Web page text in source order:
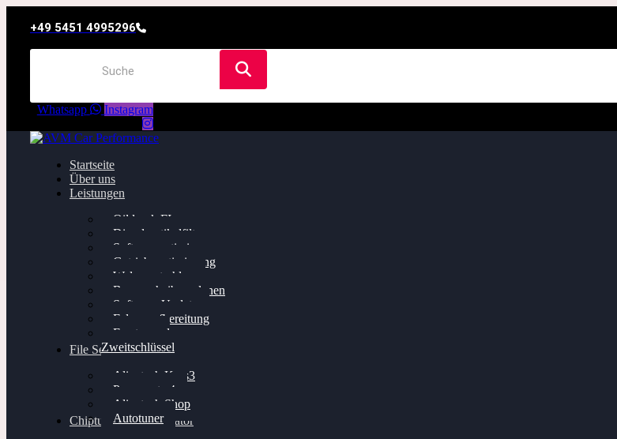
+49 5451 4995296
Whatsapp Instagram
Startseite
Über uns
Leistungen
Oildruck FIx
Dieselpartikelfilter
Softwareoptimierung
Getriebeoptimierung
Walnussstrahlen
Bremsscheiben planen
Software Update
Felgenaufbereitung
Ersatz- und
Zweitschlüssel
File Service
Alientech Kess3
Powergate 4
Alientech Shop
Autotuner
Chiptuning Konfigurator